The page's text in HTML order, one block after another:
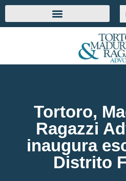
Tortoro,
Ragazzi
inaugura
Distrito